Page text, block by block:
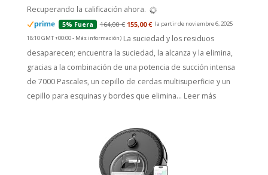
Recuperando la calificación ahora.
5% Fuera 164,00 € 155,00 € (a partir de noviembre 6, 2025
18:10 GMT +00:00 - Más información) La suciedad y los residuos
desaparecen; encuentra la suciedad, la alcanza y la elimina,
gracias a la combinación de una potencia de succión intensa
de 7000 Pascales, un cepillo de cerdas multisuperficie y un
cepillo para esquinas y bordes que elimina... Leer más